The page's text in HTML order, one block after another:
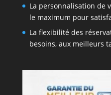
La personnalisation de
le maximum pour
La flexibilité des
besoins, aux meilleurs